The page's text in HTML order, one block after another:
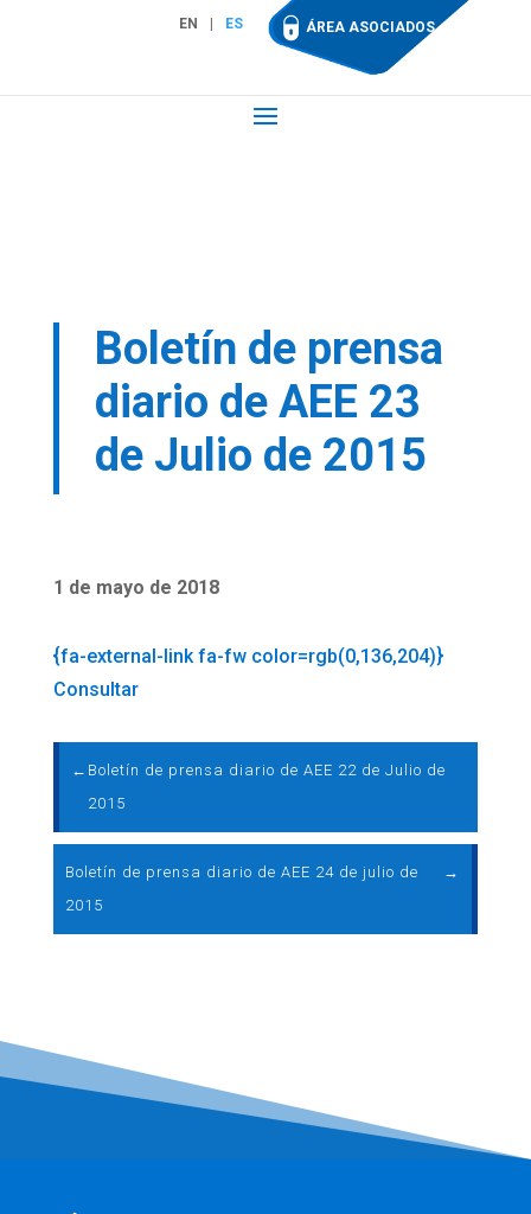
EN ES ÁREA ASOCIADOS
Boletín de prensa
diario de AEE 23
de Julio de 2015
1 de mayo de 2018
{fa-external-link fa-fw color=rgb(0,136,204)}
Consultar
← Boletín de prensa diario de AEE 22 de Julio de
2015
Boletín de prensa diario de AEE 24 de julio de
2015
→